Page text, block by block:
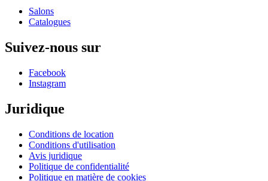
Salons
Catalogues
Suivez-nous sur
Facebook
Instagram
Juridique
Conditions de location
Conditions d'utilisation
Avis juridique
Politique de confidentialité
Politique en matière de cookies